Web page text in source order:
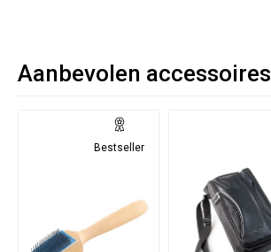
Aanbevolen accessoires
Bestseller